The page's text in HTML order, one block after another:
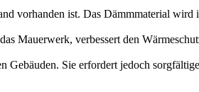
vorhanden ist. Das Dämmmaterial wird
Mauerwerk, verbessert den
Sie erfordert jedoch